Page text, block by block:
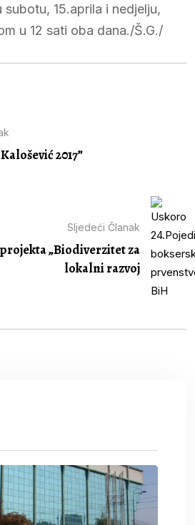
subotu, 15.aprila i nedjelju,
u 12 sati oba dana./Š.G./
2017”
Sljedeći Članak
„Biodiverzitet za
lokalni razvoj